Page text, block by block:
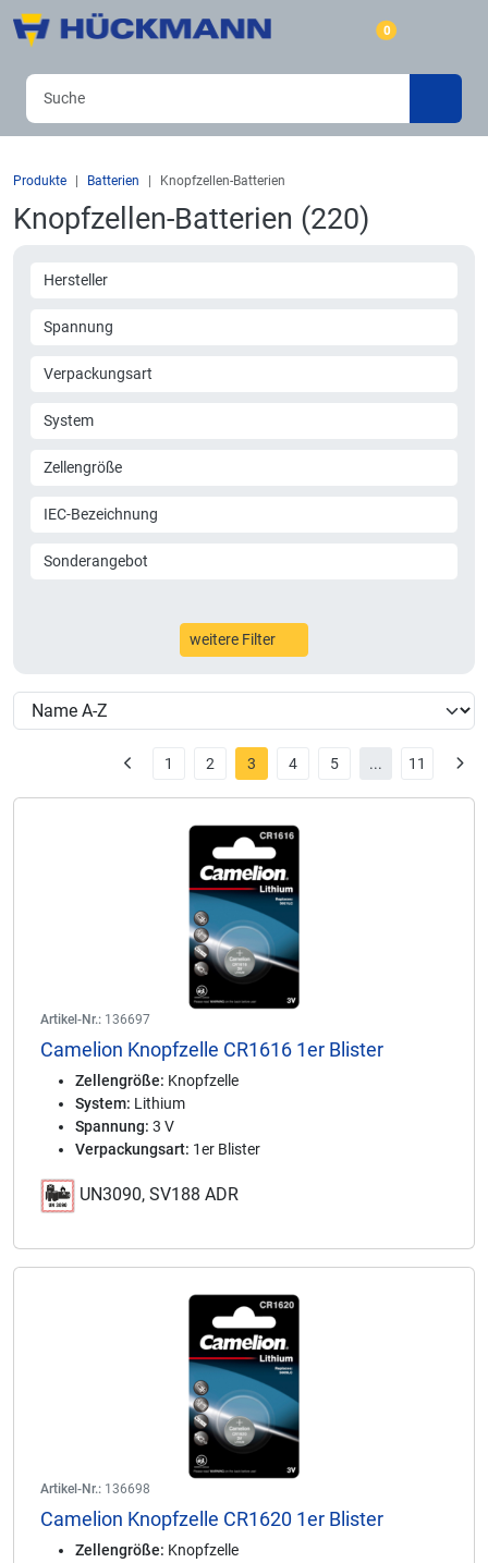
0
Produkte Batterien Knopfzellen-Batterien
Knopfzellen-Batterien (220)
Hersteller
Spannung
Verpackungsart
System
Zellengröße
IEC-Bezeichnung
Sonderangebot
weitere Filter
1 2 3 4 5 ... 11
Artikel-Nr.: 136697
Camelion Knopfzelle CR1616 1er Blister
Zellengröße: Knopfzelle
System: Lithium
Spannung: 3 V
Verpackungsart: 1er Blister
UN3090, SV188 ADR
Artikel-Nr.: 136698
Camelion Knopfzelle CR1620 1er Blister
Zellengröße: Knopfzelle